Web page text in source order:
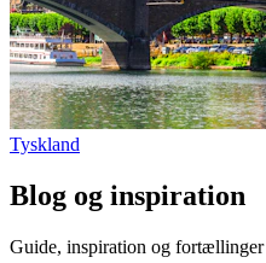
Tyskland
Blog og inspiration
Guide, inspiration og